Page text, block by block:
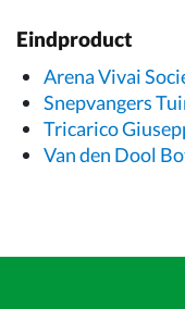
Eindproduct
Arena Vivai
Snepvangers
Tricarico
Van den Dool